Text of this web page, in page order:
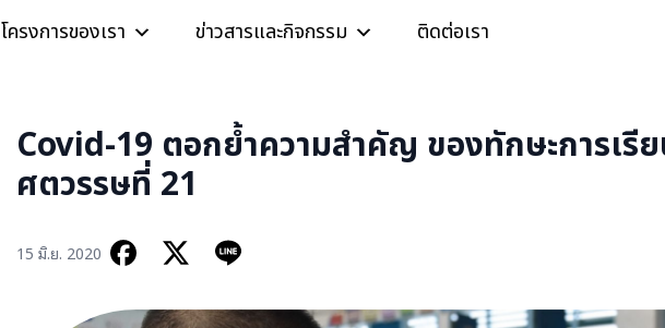
โครงการของเรา ข่าวสารและกิจกรรม ติดต่อเรา
Covid-19 ตอกย้ำความสำคัญ ของทักษะการเรีย
ศตวรรษที่ 21
15 มิ.ย. 2020